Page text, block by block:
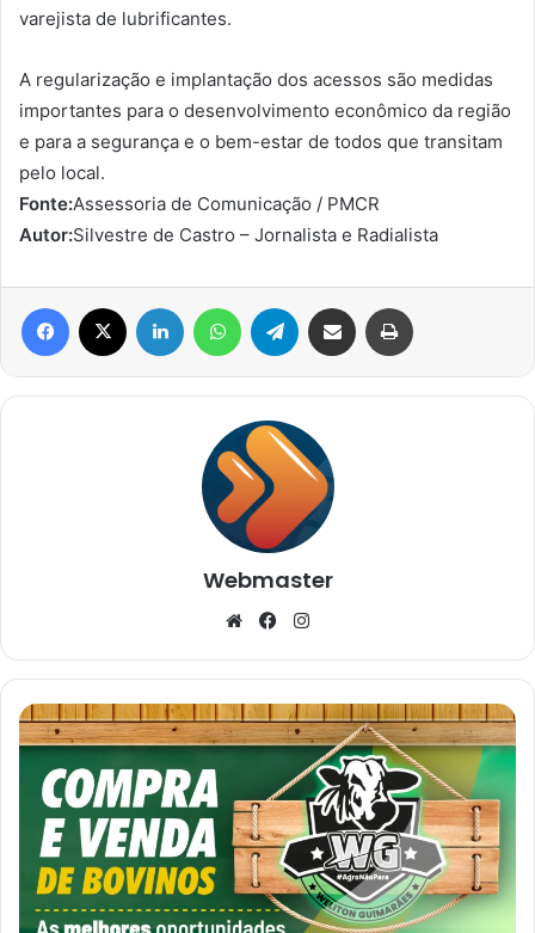
varejista de lubrificantes.
A regularização e implantação dos acessos são medidas
importantes para o desenvolvimento econômico da região
e para a segurança e o bem-estar de todos que transitam
pelo local.
Fonte:Assessoria de Comunicação / PMCR
Autor:Silvestre de Castro – Jornalista e Radialista
Facebook Linkedin WhatsAppTelegram Compartilhar via e-mail
Webmaster
WebsiteFacebook